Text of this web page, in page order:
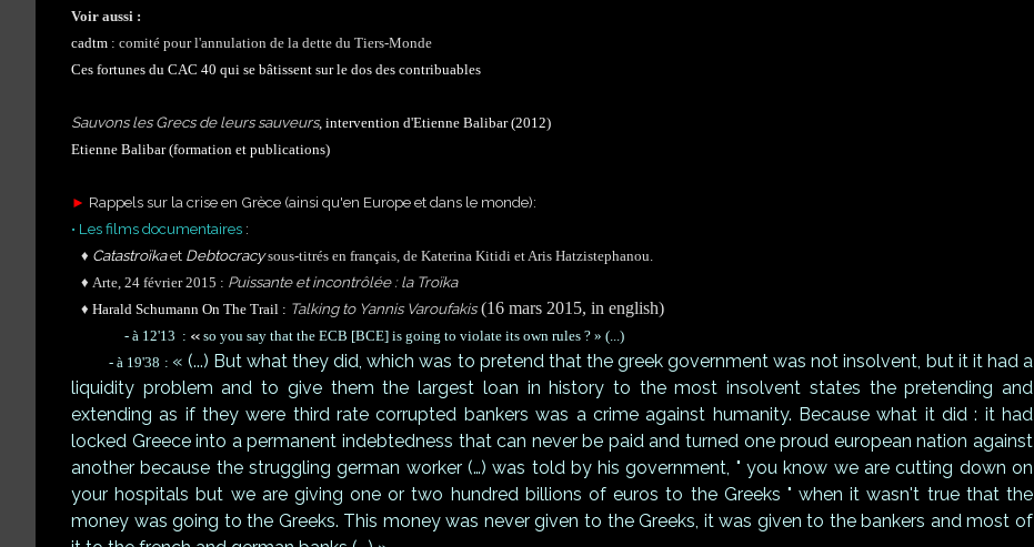
Voir aussi :
cadtm : comité pour l'annulation de la dette du Tiers-Monde
Ces fortunes du CAC 40 qui se bâtissent sur le dos des contribuables
Sauvons les Grecs de leurs sauveurs, intervention d'Etienne Balibar (2012)
Etienne Balibar (formation et publications)
► Rappels sur la crise en Grèce (ainsi qu'en Europe et dans le monde):
• Les films documentaires :
♦ Catastroïkaet Debtocracy sous-titrés en français, de Katerina Kitidi et Aris Hatzistephanou.
♦ Arte, 24 février 2015 : Puissante et incontrôlée : la Troïka
♦ Harald Schumann On The Trail : Talking to Yannis Varoufakis(16 mars 2015, in english)
- à 12'13 : « so you say that the ECB [BCE] is going to violate its own rules ? » (...)
- à 19'38 : « (...) But what they did, which was to pretend that the greek government was not insolvent, but it it had a
liquidity problem and to give them the largest loan in history to the most insolvent states the pretending and
extending as if they were third rate corrupted bankers was a crime against humanity. Because what it did : it had
locked Greece into a permanent indebtedness that can never be paid and turned one proud european nation against
another because the struggling german worker (…) was told by his government, " you know we are cutting down on
your hospitals but we are giving one or two hundred billions of euros to the Greeks " when it wasn't true that the
money was going to the Greeks. This money was never given to the Greeks, it was given to the bankers and most of